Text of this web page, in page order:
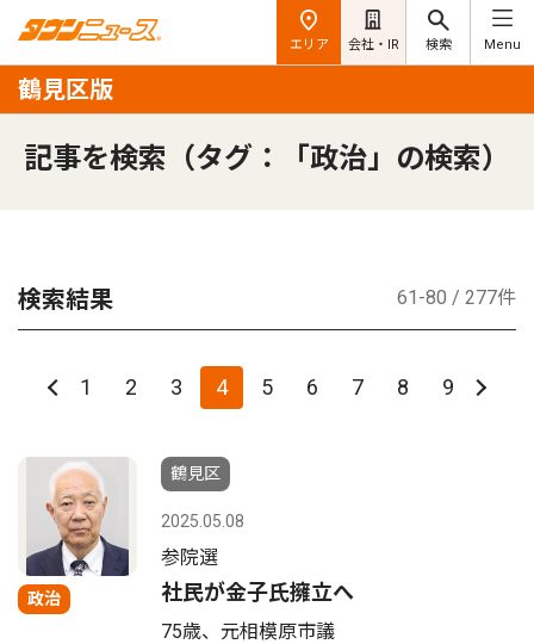
エリア 会社・IR 検索 Menu
鶴見区版
記事を検索（タグ：「政治」の検索）
検索結果 61-80 / 277件
1 2 3 4 5 6 7 8 9
政治
鶴見区
2025.05.08
参院選
社民が金子氏擁立へ
75歳、元相模原市議